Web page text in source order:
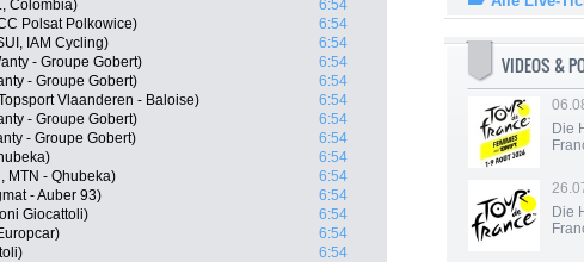
Colombia)
6:54
Polsat Polkowice)
6:54
IAM Cycling)
6:54
- Groupe Gobert)
6:54
- Groupe Gobert)
6:54
Vlaanderen - Baloise)
6:54
- Groupe Gobert)
6:54
- Groupe Gobert)
6:54
6:54
MTN - Qhubeka)
6:54
- Auber 93)
6:54
Giocattoli)
6:54
6:54
6:54
VIDEOS &
Die
Die